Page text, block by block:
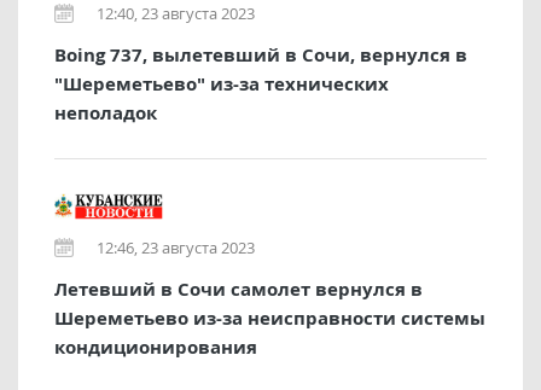
12:40, 23 августа 2023
Boing 737, вылетевший в Сочи, вернулся в
"Шереметьево" из-за технических
неполадок
12:46, 23 августа 2023
Летевший в Сочи самолет вернулся в
Шереметьево из-за неисправности системы
кондиционирования